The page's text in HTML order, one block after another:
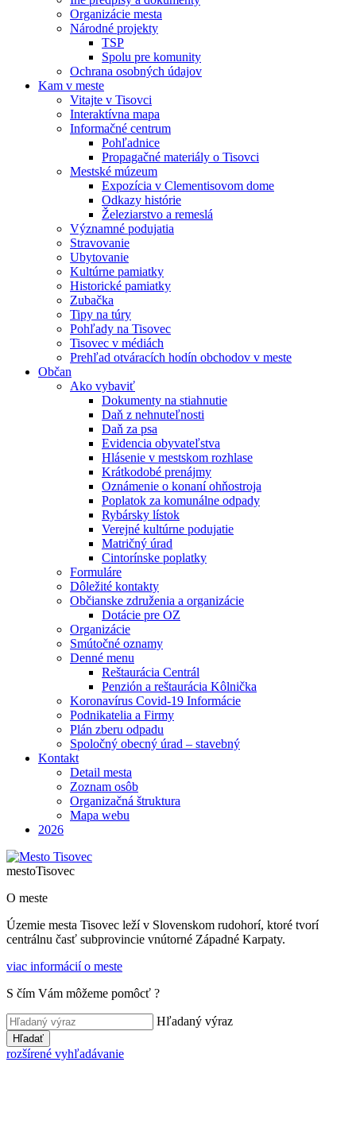
Organizácie mesta
Národné projekty
TSP
Spolu pre komunity
Ochrana osobných údajov
Kam v meste
Vitajte v Tisovci
Interaktívna mapa
Informačné centrum
Pohľadnice
Propagačné materiály o Tisovci
Mestské múzeum
Expozícia v Clementisovom dome
Odkazy histórie
Železiarstvo a remeslá
Významné podujatia
Stravovanie
Ubytovanie
Kultúrne pamiatky
Historické pamiatky
Zubačka
Tipy na túry
Pohľady na Tisovec
Tisovec v médiách
Prehľad otváracích hodín obchodov v meste
Občan
Ako vybaviť
Dokumenty na stiahnutie
Daň z nehnuteľnosti
Daň za psa
Evidencia obyvateľstva
Hlásenie v mestskom rozhlase
Krátkodobé prenájmy
Oznámenie o konaní ohňostroja
Poplatok za komunálne odpady
Rybársky lístok
Verejné kultúrne podujatie
Matričný úrad
Cintorínske poplatky
Formuláre
Dôležité kontakty
Občianske združenia a organizácie
Dotácie pre OZ
Organizácie
Smútočné oznamy
Denné menu
Reštaurácia Centrál
Penzión a reštaurácia Kôlnička
Koronavírus Covid-19 Informácie
Podnikatelia a Firmy
Plán zberu odpadu
Spoločný obecný úrad – stavebný
Kontakt
Detail mesta
Zoznam osôb
Organizačná štruktura
Mapa webu
2026
mestoTisovec
O meste
Územie mesta Tisovec leží v Slovenskom rudohorí, ktoré tvorí
centrálnu časť subprovincie vnútorné Západné Karpaty.
viac informácií o meste
S čím Vám môžeme pomôcť ?
Hľadaný výraz
Hľadať
rozšírené vyhľadávanie